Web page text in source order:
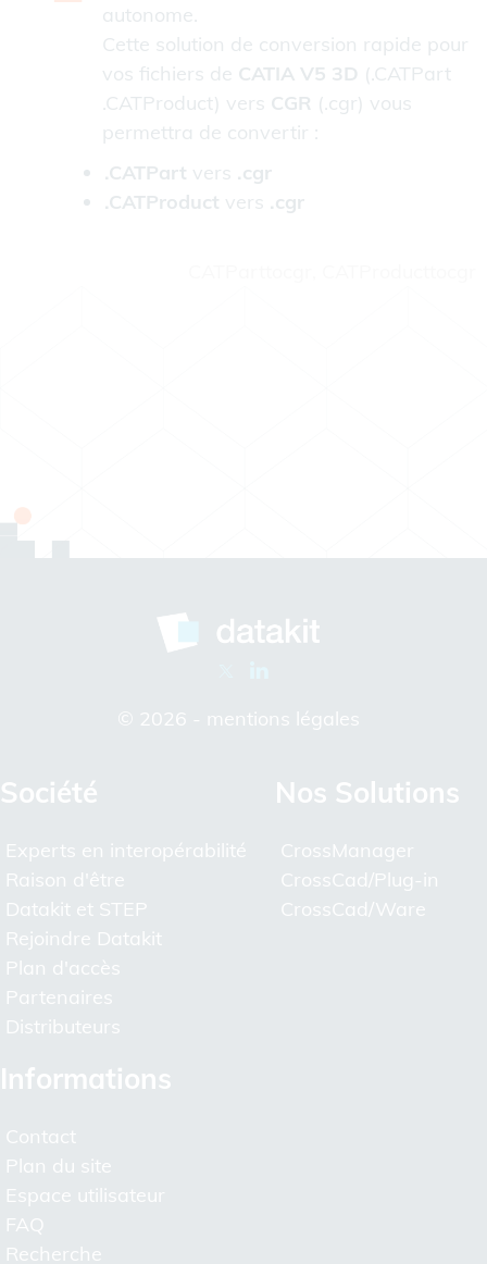
autonome.
Cette solution de conversion rapide pour
vos fichiers de CATIA V5 3D (.CATPart
.CATProduct) vers CGR (.cgr) vous
permettra de convertir :
.CATPart vers .cgr
.CATProduct vers .cgr
© 2026 - mentions légales
Société
Experts en interopérabilité
Raison d'être
Datakit et STEP
Rejoindre Datakit
Plan d'accès
Partenaires
Distributeurs
Nos Solutions
CrossManager
CrossCad/Plug-in
CrossCad/Ware
Informations
Contact
Plan du site
Espace utilisateur
FAQ
Recherche